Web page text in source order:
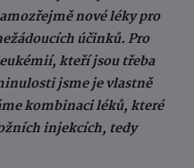
nové léky pro
účinků. Pro
kteří jsou třeba
jsme je vlastně
kombinaci léků, které
injekcích, tedy